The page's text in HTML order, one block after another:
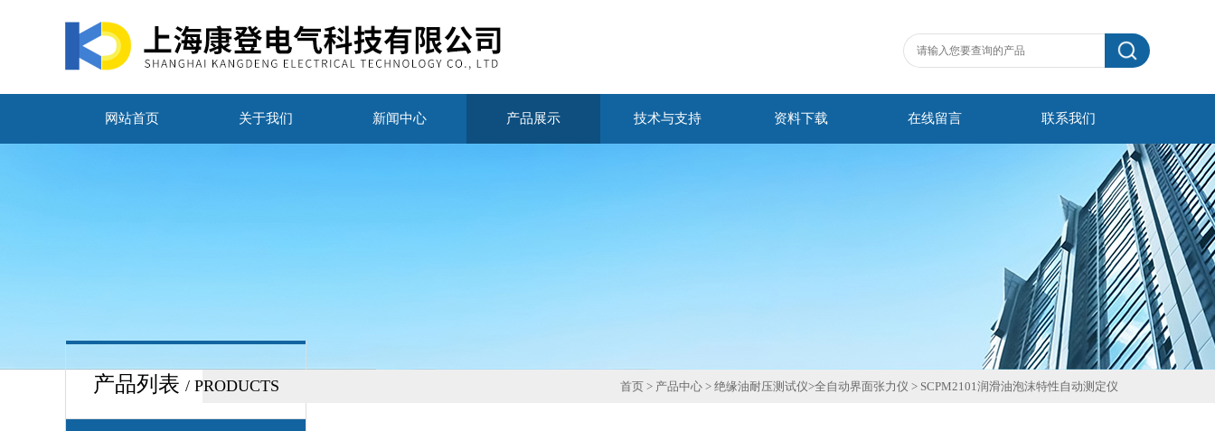
网站首页 关于我们 新闻中心 产品展示 技术与支持 资料下载 在线留言 联系我们
产品列表 / PRODUCTS 首页 > 产品中心 > 绝缘油耐压测试仪>全自动界面张力仪 > SCPM2101润滑油泡沫特性自动测定仪